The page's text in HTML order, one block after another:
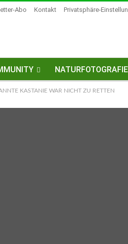
Abo Kontakt Privatsphäre-
NATURFOTOGRAFIE
KASTANIE WAR NICHT ZU RETTEN